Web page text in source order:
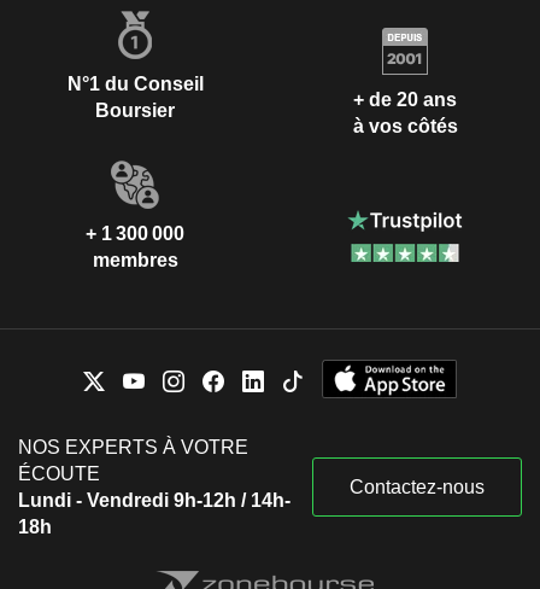
N°1 du Conseil
Boursier
+ de 20 ans
à vos côtés
+ 1 300 000
membres
NOS EXPERTS À VOTRE
ÉCOUTE
Lundi - Vendredi 9h-12h / 14h-
18h
Contactez-nous